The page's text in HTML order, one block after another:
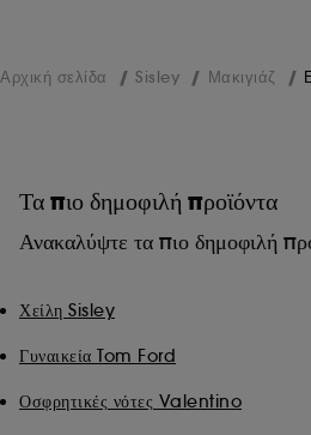
Αρχική σελίδα Sisley Μακιγιάζ
Τα πιο δημοφιλή προϊόντα
Ανακαλύψτε τα πιο δημοφιλή
Χείλη Sisley
Γυναικεία Tom Ford
Οσφρητικές νότες Valentino